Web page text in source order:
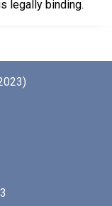
legally binding.